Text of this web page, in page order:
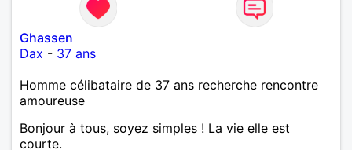
Ghassen
Dax - 37 ans
Homme célibataire de 37 ans recherche rencontre
amoureuse
Bonjour à tous, soyez simples ! La vie elle est
courte.